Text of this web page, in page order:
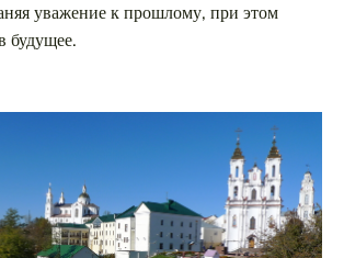
уважение к прошлому, при этом
будущее.